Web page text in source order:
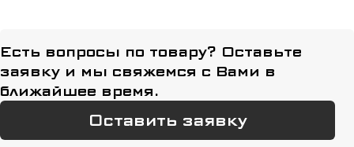
Есть вопросы по товару? Оставьте
заявку и мы свяжемся с Вами в
ближайшее время.
Оставить заявку